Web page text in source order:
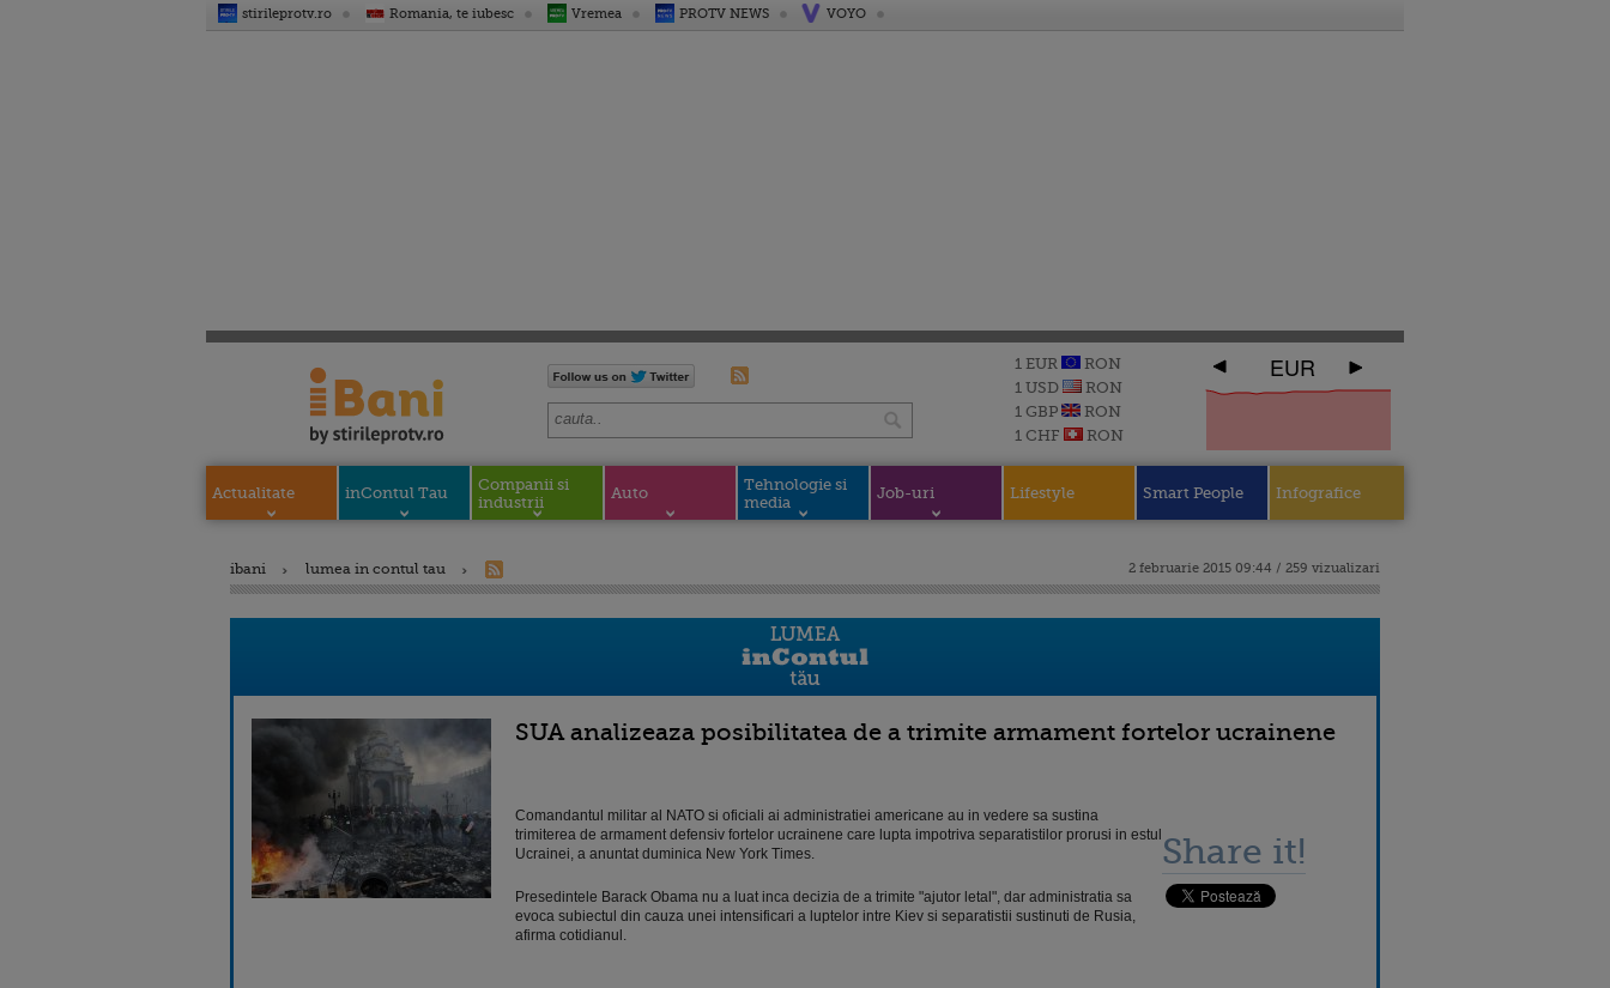
stirileprotv.ro Romania, te iubesc Vremea PROTV NEWS VOYO
1 EUR
RON
1 USD
RON
1 GBP
RON
1 CHF
RON
EUR
Actualitate inContul Tau
Companii si
industrii
Auto
Tehnologie si
media
Job-uri Lifestyle Smart People Infografice
ibani lumea in contul tau 2 februarie 2015 09:44 / 259 vizualizari
SUA analizeaza posibilitatea de a trimite armament fortelor ucrainene
Comandantul militar al NATO si oficiali ai administratiei americane au in vedere sa sustina
trimiterea de armament defensiv fortelor ucrainene care lupta impotriva separatistilor prorusi in estul
Ucrainei, a anuntat duminica New York Times.
Presedintele Barack Obama nu a luat inca decizia de a trimite "ajutor letal", dar administratia sa
evoca subiectul din cauza unei intensificari a luptelor intre Kiev si separatistii sustinuti de Rusia,
afirma cotidianul.
Share it!